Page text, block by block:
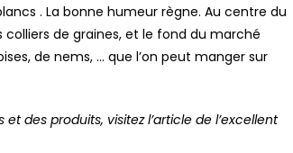
. La bonne humeur règne. Au centre du
de graines, et le fond du marché
de nems, … que l’on peut manger sur
des produits, visitez l’article de l’excellent